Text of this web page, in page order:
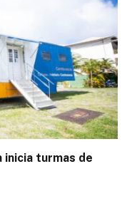
inicia turmas de